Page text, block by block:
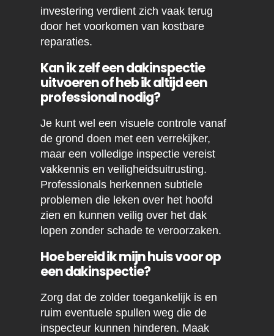
investering verdient zich vaak terug
door het voorkomen van kostbare
reparaties.
Kan ik zelf een dakinspectie
uitvoeren of heb ik altijd een
professional nodig?
Je kunt wel een visuele controle vanaf
de grond doen met een verrekijker,
maar een volledige inspectie vereist
vakkennis en veiligheidsuitrusting.
Professionals herkennen subtiele
problemen die leken over het hoofd
zien en kunnen veilig over het dak
lopen zonder schade te veroorzaken.
Hoe bereid ik mijn huis voor op
een dakinspectie?
Zorg dat de zolder toegankelijk is en
ruim eventuele spullen weg die de
inspecteur kunnen hinderen. Maak